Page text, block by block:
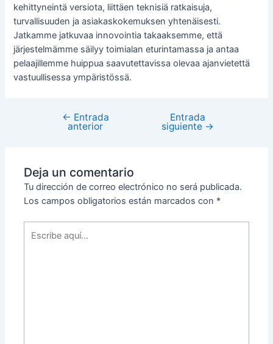
kehittyneintä versiota, liittäen teknisiä ratkaisuja,
turvallisuuden ja asiakaskokemuksen yhtenäisesti.
Jatkamme jatkuvaa innovointia takaaksemme, että
järjestelmämme säilyy toimialan eturintamassa ja antaa
pelaajillemme huippua saavutettavissa olevaa ajanvietettä
vastuullisessa ympäristössä.
← Entrada
anterior
Entrada
siguiente →
Deja un comentario
Tu dirección de correo electrónico no será publicada.
Los campos obligatorios están marcados con *
aquí...